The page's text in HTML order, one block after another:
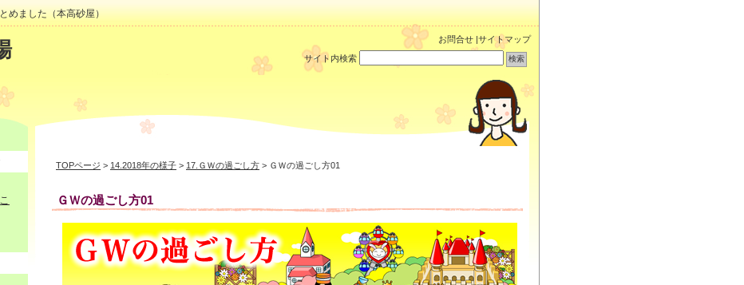
めました（本高砂屋）
お問合せ |サイトマップ
サイト内検索
TOPページ > 14.2018年の様子 > 17.ＧＷの過ごし方 > ＧＷの過ごし方01
ＧＷの過ごし方01